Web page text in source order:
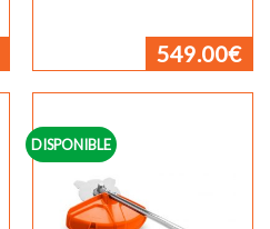
549.00€
DISPONIBLE